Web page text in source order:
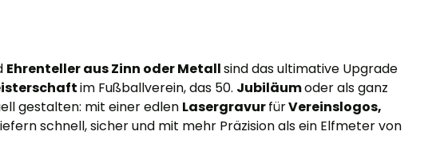
Ehrenteller aus Zinn oder Metallsind das ultimative Upgrade
im Fußballverein, das 50. Jubiläumoder als ganz
gestalten: mit einer edlen LasergravurfürVereinslogos,
schnell, sicher und mit mehr Präzision als ein Elfmeter von